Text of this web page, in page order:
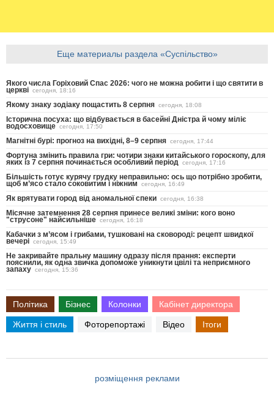
Еще материалы раздела «Суспільство»
Якого числа Горіховий Спас 2026: чого не можна робити і що святити в
церкві сегодня, 18:16
Якому знаку зодіаку пощастить 8 серпня сегодня, 18:08
Історична посуха: що відбувається в басейні Дністра й чому міліє
водосховище сегодня, 17:50
Магнітні бурі: прогноз на вихідні, 8–9 серпня сегодня, 17:44
Фортуна змінить правила гри: чотири знаки китайського гороскопу, для
яких із 7 серпня починається особливий період сегодня, 17:16
Більшість готує курячу грудку неправильно: ось що потрібно зробити,
щоб м’ясо стало соковитим і ніжним сегодня, 16:49
Як врятувати город від аномальної спеки сегодня, 16:38
Місячне затемнення 28 серпня принесе великі зміни: кого воно
"струсоне" найсильніше сегодня, 16:18
Кабачки з м’ясом і грибами, тушковані на сковороді: рецепт швидкої
вечері сегодня, 15:49
Не закривайте пральну машину одразу після прання: експерти
пояснили, як одна звичка допоможе уникнути цвілі та неприємного
запаху сегодня, 15:36
Політика Бізнес Колонки Кабінет директора
Життя і стиль Фоторепортажі Відео Ітоги
розміщення реклами